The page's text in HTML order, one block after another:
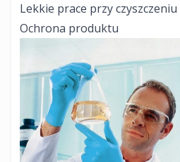
Lekkie prace przy czyszczeniu
Ochrona produktu